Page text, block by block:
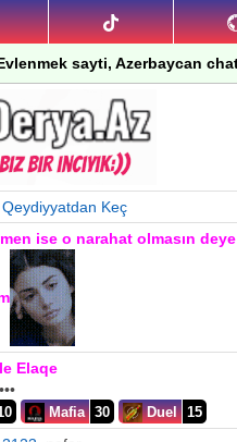
sayti, Azerbaycan
Qeydiyyatdan Keç
ise o narahat olmasın
Elaqe
Mafia 30 Duel 15